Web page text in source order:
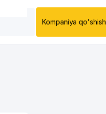
Kompaniya qo'shish